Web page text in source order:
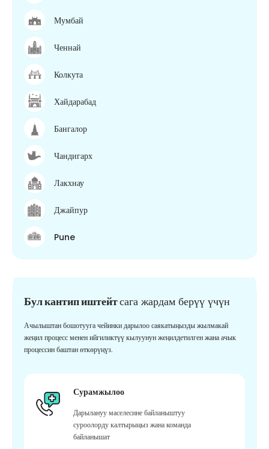
Мумбай
Ченнай
Колкута
Хайдарабад
Бангалор
Чандигарх
Лакхнау
Джайпур
Pune
Бул кантип иштейтсага жардам берүү үчүн
Ачылыштан бошотууга чейинки дарылоо саякатыңызды жылмакай
жеңил процесс менен ийгиликтүү кылуунун жеңилдетилген жана ачык
процессин баштан өткөрүңүз.
Сурамжылоо
Дарылануу маселесине байланыштуу
суроолорду калтырыңыз жана команда
байланышат